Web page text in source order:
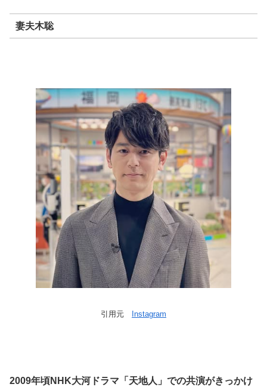
妻夫木聡
引用元 Instagram
2009年頃NHK大河ドラマ「天地人」での共演がきっかけ